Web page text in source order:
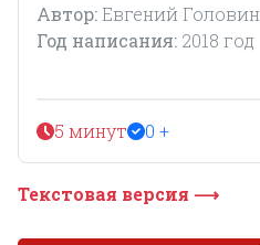
Автор: Евгений Головин
Год написания: 2018 год
5 минут 0 +
Текстовая версия ⟶